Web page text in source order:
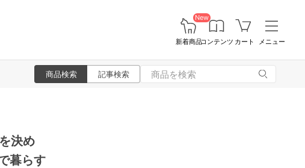
New
新着商品コンテンツ カート メニュー
商品検索 記事検索
決め
暮らす